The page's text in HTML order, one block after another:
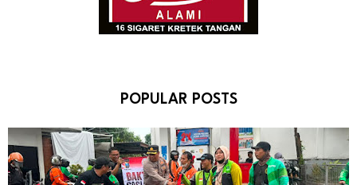
POPULAR POSTS